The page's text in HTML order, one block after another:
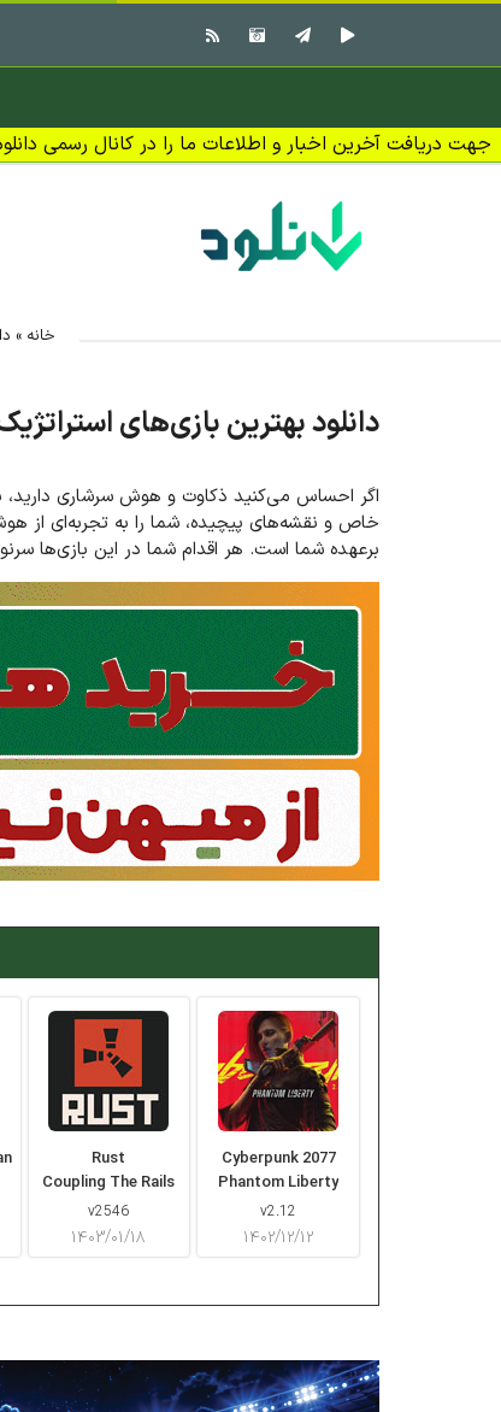
جهت دریافت آخرین اخبار و اطلاعات ما را در کانال رسمی
خانه »
دانلود بهترین بازی‌های
اگر احساس می‌کنید ذکاوت و هوش سرشاری دارید،
خاص و نقشه‌های پیچیده، شما را به تجربه‌ای از
بر‌عهده شما است. هر اقدام شما در این بازی‌ها
Rust
Coupling The Rails
v2546
۱۴۰۳/۰۱/۱۸
Cyberpunk 2077
Phantom Liberty
v2.12
۱۴۰۲/۱۲/۱۲